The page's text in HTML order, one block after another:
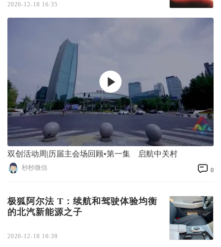
2020-12-18 16:35
双创活动周|历届主会场回顾•第一集 启航中关村
秒秒微信 0
极狐阿尔法 T：续航和驾驶体验均衡
的北汽新能源之子
2020-12-18 16:38